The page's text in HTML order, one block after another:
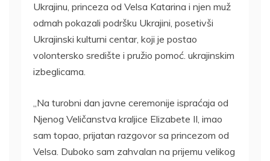
Ukrajinu, princeza od Velsa Katarina i njen muž
odmah pokazali podršku Ukrajini, posetivši
Ukrajinski kulturni centar, koji je postao
volontersko središte i pružio pomoć. ukrajinskim
izbeglicama.
„Na turobni dan javne ceremonije ispraćaja od
Njenog Veličanstva kraljice Elizabete II, imao
sam topao, prijatan razgovor sa princezom od
Velsa. Duboko sam zahvalan na prijemu velikog